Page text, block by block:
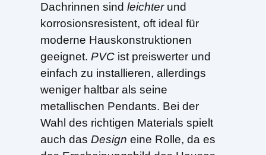
Dachrinnen sind leichterund
korrosionsresistent, oft ideal für
moderne Hauskonstruktionen
geeignet. PVC ist preiswerter und
einfach zu installieren, allerdings
weniger haltbar als seine
metallischen Pendants. Bei der
Wahl des richtigen Materials spielt
auch das Design eine Rolle, da es